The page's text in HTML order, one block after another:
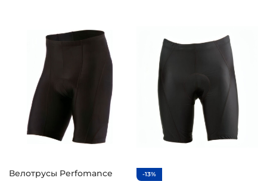
Велотрусы Perfomance
-13%